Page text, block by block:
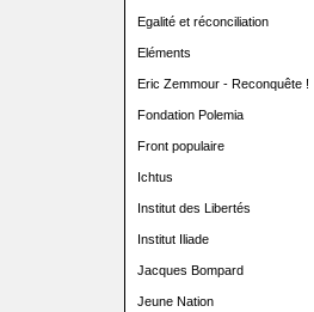
Egalité et réconciliation
Eléments
Eric Zemmour - Reconquête !
Fondation Polemia
Front populaire
Ichtus
Institut des Libertés
Institut Iliade
Jacques Bompard
Jeune Nation